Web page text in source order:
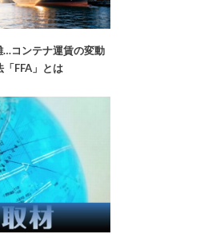
…コンテナ運賃の変動
FFA」とは